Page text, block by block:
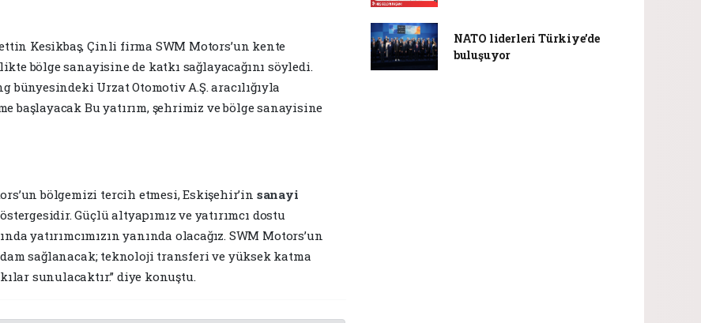
Kesikbaş, Çinli firma SWM Motors’un kente
bölge sanayisine de katkı sağlayacağını söyledi.
bünyesindeki Urzat Otomotiv A.Ş. aracılığıyla
başlayacak Bu yatırım, şehrimiz ve bölge sanayisine
bölgemizi tercih etmesi, Eskişehir’in sanayi
Güçlü altyapımız ve yatırımcı dostu
yatırımcımızın yanında olacağız. SWM Motors’un
sağlanacak; teknoloji transferi ve yüksek katma
sunulacaktır.” diye konuştu.
NATO liderleri Türkiye’de
buluşuyor